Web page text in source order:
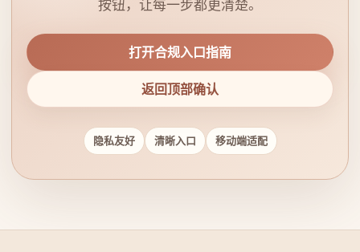
按钮，让每一步都更清楚。
打开合规入口指南
返回顶部确认
隐私友好 清晰入口 移动端适配